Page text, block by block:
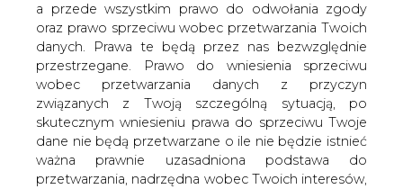
a przede wszystkim prawo do odwołania zgody
oraz prawo sprzeciwu wobec przetwarzania Twoich
danych. Prawa te będą przez nas bezwzględnie
przestrzegane. Prawo do wniesienia sprzeciwu
wobec przetwarzania danych z przyczyn
związanych z Twoją szczególną sytuacją, po
skutecznym wniesieniu prawa do sprzeciwu Twoje
dane nie będą przetwarzane o ile nie będzie istnieć
ważna prawnie uzasadniona podstawa do
przetwarzania, nadrzędna wobec Twoich interesów,
"Rz": przedłużają się prace nad
ustawą kogeneracyjną